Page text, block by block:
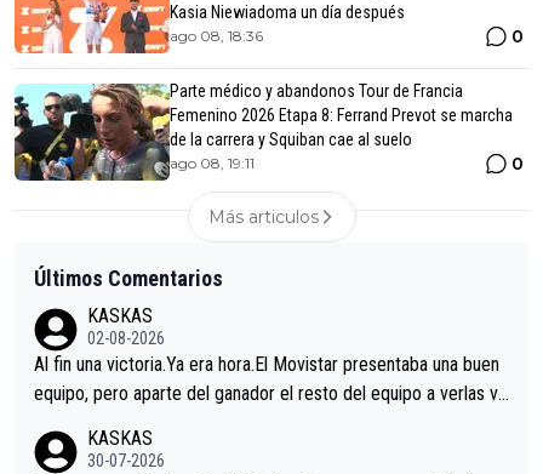
Kasia Niewiadoma un día después
ago 08, 18:36 0
Parte médico y abandonos Tour de Francia
Femenino 2026 Etapa 8: Ferrand Prevot se marcha
de la carrera y Squiban cae al suelo
ago 08, 19:11 0
Más articulos
Últimos Comentarios
KASKAS
02-08-2026
Al fin una victoria.Ya era hora.El Movistar presentaba una buen
equipo, pero aparte del ganador el resto del equipo a verlas ve
s.La única buena noticia es la mejoría de Enric Más en San Seb
KASKAS
30-07-2026